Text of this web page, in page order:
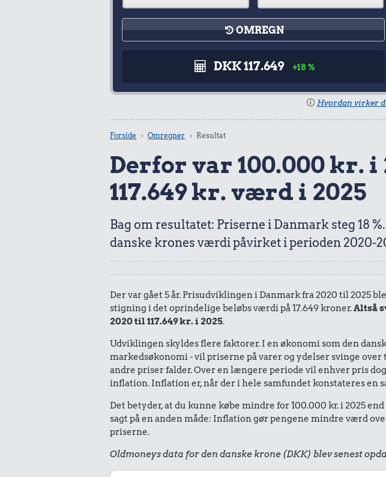
OMREGN
DKK 117.649 +18 %
Hvordan virker
Forside Omregner Resultat
Derfor var 100.000 kr. i
117.649 kr. værd i 2025
Bag om resultatet: Priserne i Danmark steg 18
danske krones værdi påvirket i perioden 2020-
Der var gået 5 år. Prisudviklingen i Danmark fra 2020 til 2025
stigning i det oprindelige beløbs værdi på 17.649 kroner.Altså
2020 til 117.649 kr. i 2025.
Udviklingen skyldes flere faktorer. I en økonomi som den
markedsøkonomi - vil priserne på varer og ydelser svinge over
andre priser falder. Over en længere periode vil enhver pris
inflation. Inflation er, når der i hele samfundet konstateres en
Det betyder, at du kunne købe mindre for 100.000 kr. i 2025
sagt på en anden måde: Inflation gør pengene mindre værd
priserne.
Oldmoneys data for den danske krone (DKK) blev senest